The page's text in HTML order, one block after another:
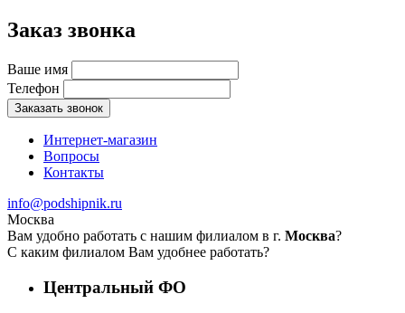
Заказ звонка
Ваше имя
Телефон
Заказать звонок
Интернет-магазин
Вопросы
Контакты
info@podshipnik.ru
Москва
Вам удобно работать с нашим филиалом в г. Москва?
С каким филиалом Вам удобнее работать?
Центральный ФО